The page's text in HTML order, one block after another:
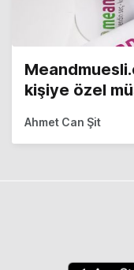
kişiye özel
Ahmet Can Şit